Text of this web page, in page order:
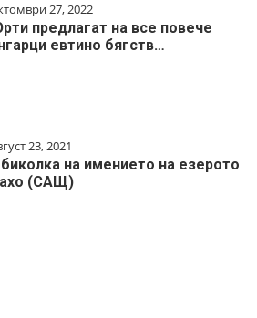
27, 2022
предлагат на все повече
евтино бягств…
23, 2021
на имението на езерото
(САЩ)